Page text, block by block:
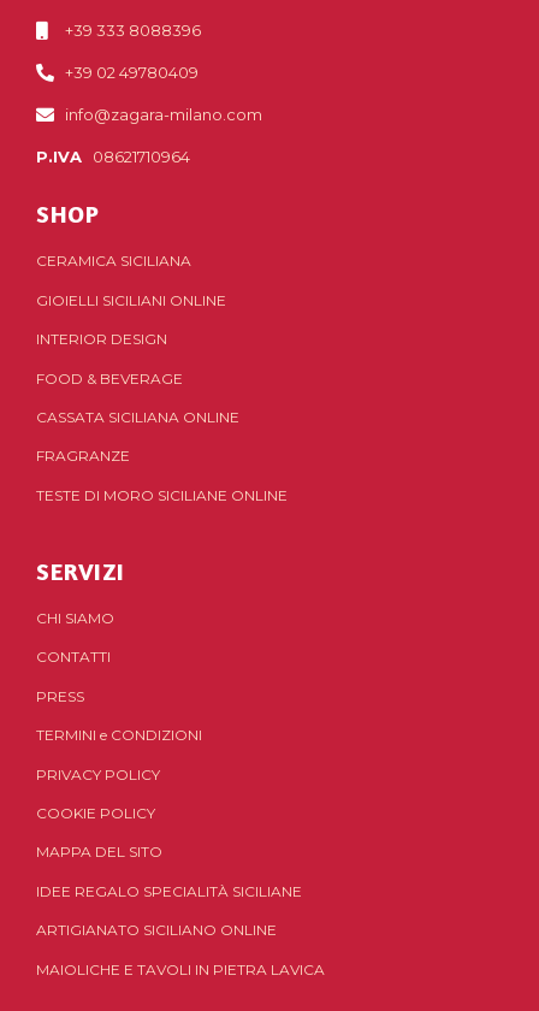
+39 333 8088396
+39 02 49780409
info@zagara-milano.com
P.IVA 08621710964
SHOP
CERAMICA SICILIANA
GIOIELLI SICILIANI ONLINE
INTERIOR DESIGN
FOOD & BEVERAGE
CASSATA SICILIANA ONLINE
FRAGRANZE
TESTE DI MORO SICILIANE ONLINE
SERVIZI
CHI SIAMO
CONTATTI
PRESS
TERMINI e CONDIZIONI
PRIVACY POLICY
COOKIE POLICY
MAPPA DEL SITO
IDEE REGALO SPECIALITÀ SICILIANE
ARTIGIANATO SICILIANO ONLINE
MAIOLICHE E TAVOLI IN PIETRA LAVICA